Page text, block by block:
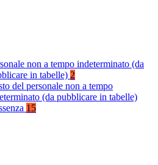
non a tempo indeterminato (da
in tabelle) 2
del personale non a tempo
(da pubblicare in tabelle)
15